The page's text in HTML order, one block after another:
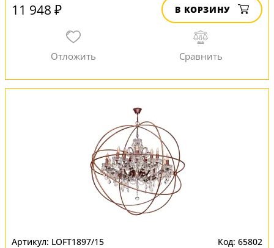
11 948 ₽ В КОРЗИНУ
LOFT1897/15 65802